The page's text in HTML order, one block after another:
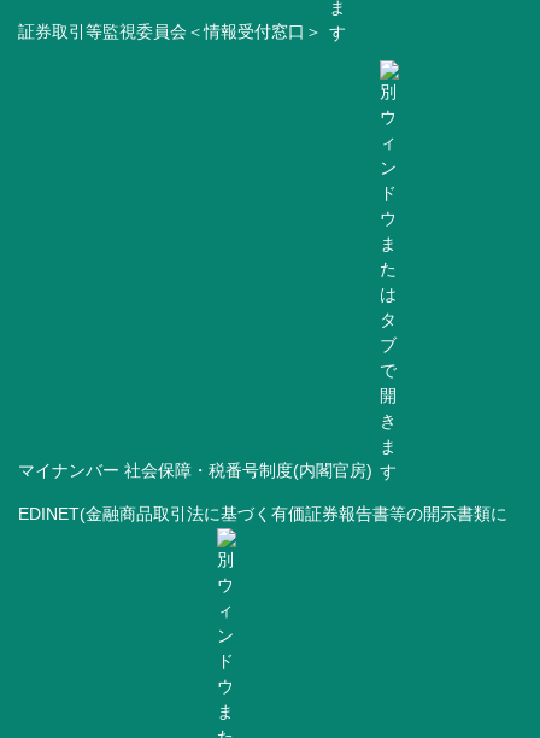
証券取引等監視委員会＜情報受付窓口＞
マイナンバー 社会保障・税番号制度(内閣官房)
EDINET(金融商品取引法に基づく有価証券報告書等の開示書類に